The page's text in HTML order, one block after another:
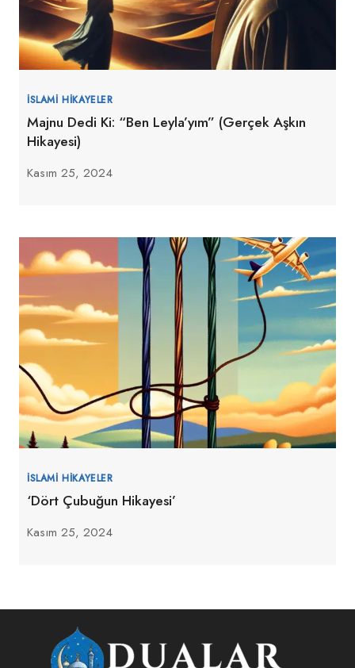
İSLAMI HIKAYELER
Majnu Dedi Ki: “Ben Leyla’yım” (Gerçek Aşkın
Hikayesi)
Kasım 25, 2024
İSLAMI HIKAYELER
‘Dört Çubuğun Hikayesi’
Kasım 25, 2024